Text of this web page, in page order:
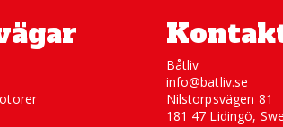
Båtliv
info@batliv.se
Nilstorpsvägen 81
181 47 Lidingö,